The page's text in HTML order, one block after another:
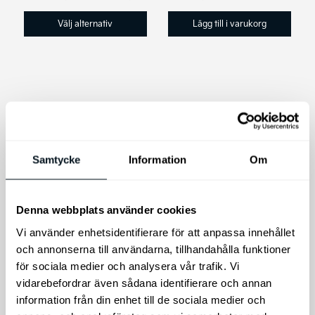
Samtycke Information Om
Denna webbplats använder cookies
Vi använder enhetsidentifierare för att anpassa innehållet
och annonserna till användarna, tillhandahålla funktioner
för sociala medier och analysera vår trafik. Vi
vidarebefordrar även sådana identifierare och annan
information från din enhet till de sociala medier och
19.900 kr
23.900 kr
Välj alternativ Lägg till i varukorg
Kia Laddkabel Mode
3 | Type 2 (22kW)
för både PHEV & EV
Kia Original Laddkabel
Mode 3,Typ 2 (22kW) 3-
fas för både PHEV & EV
flera
varianter.
De
alternativen
kan
väljas
på
Laddbox portabel
CTEK NJORD GO
Typ 2
NJORD® GO portabel 11
kW EV-laddare